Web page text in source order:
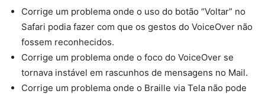
Corrige um problema onde o uso do botão “Voltar” no
Safari podia fazer com que os gestos do VoiceOver não
fossem reconhecidos.
Corrige um problema onde o foco do VoiceOver se
tornava instável em rascunhos de mensagens no Mail.
Corrige um problema onde o Braille via Tela não pode